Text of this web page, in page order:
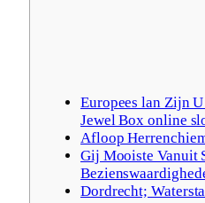
Europees lan Zijn
Jewel Box online
Afloop
Gij Mooiste Vanuit
Dordrecht;